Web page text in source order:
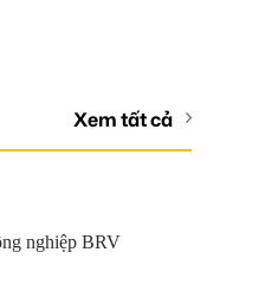
Xem tất cả